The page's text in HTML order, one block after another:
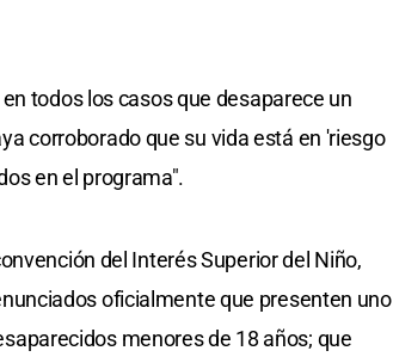
todos los casos que desaparece un
corroborado que su vida está en 'riesgo
en el programa".
del Interés Superior del Niño,
oficialmente que presenten uno
menores de 18 años; que